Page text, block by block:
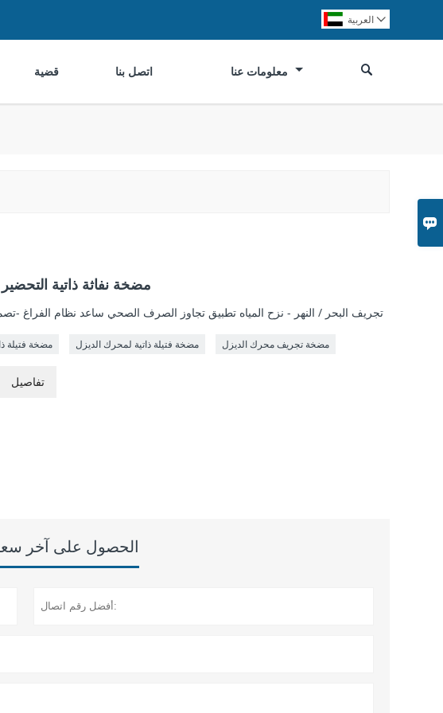

العربية 
قضية اتصل بنا 
مضخة نفاثة ذاتية
- تجريف البحر / النهر - نزح المياه تطبيق تجاوز الصرف الصحي ساعد نظام الفراغ
مضخة فتيلة مضخة فتيلة ذاتية لمحرك الديزل مضخة تجريف محرك الديزل
تفاصيل
الحصول على آخر